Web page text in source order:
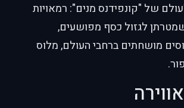
של "קונפידנס מנים": רמאויות
לגזול כסף מפושעים,
מושחתים ברחבי העולם, מלוס